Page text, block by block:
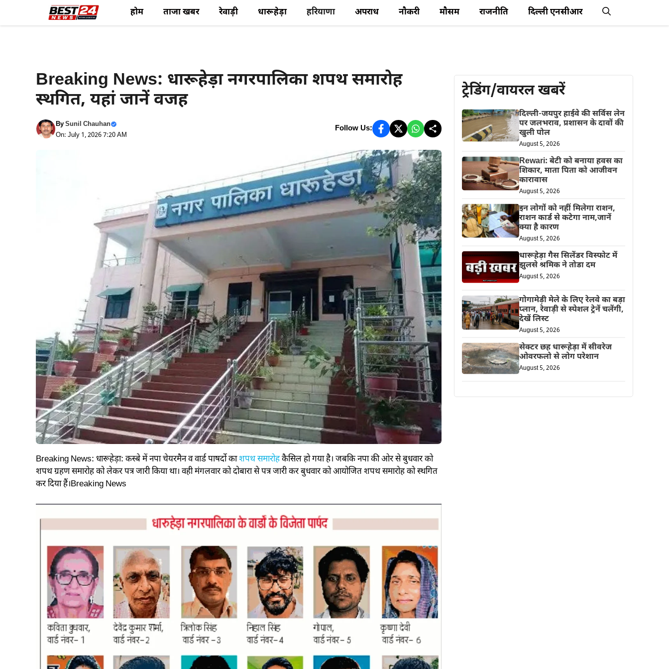
होम ताजा खबर रेवाड़ी धारूहेड़ा हरियाणा अपराध नौकरी मौसम राजनीति दिल्ली एनसीआर
Breaking News: धारूहेड़ा नगरपालिका शपथ समारोह
स्थगित, यहां जानें वजह
BySunil Chauhan
On: July 1, 2026 7:20 AM
Follow Us:
Breaking News: धारूहेड़ा: कस्बे में नपा चेयरमैन व वार्ड पाषर्दो काशपथ समारोहकैसिल हो गया है। जबकि नपा की ओर से बुधवार को
शपथ ग्रहण समारोह को लेकर पत्र जारी किया था। वही मंगलवार को दोबारा से पत्र जारी कर बुधवार को आयोजित शपथ समारोह को स्थगित
कर दिया हैं।Breaking News
ट्रेडिंग/वायरल खबरें
दिल्ली-जयपुर हाईवे की सर्विस लेन
पर जलभराव, प्रशासन के दावों की
खुली पोल
August 5, 2026
Rewari: बेटी को बनाया हवस का
शिकार, माता पिता को आजीवन
कारावास
August 5, 2026
इन लोगों को नहीं मिलेगा राशन,
राशन कार्ड से कटेगा नाम,जानें
क्या है कारण
August 5, 2026
धारूहेड़ा गैस सिलेंडर विस्फोट में
झुलसे श्रमिक ने तोडा दम
August 5, 2026
गोगामेड़ी मेले के लिए रेलवे का बड़ा
प्लान, रेवाड़ी से स्पेशल ट्रेनें चलेंगी,
देखें लिस्ट
August 5, 2026
सेक्टर छह धारूहेड़ा में सीवरेज
ओवरफलो से लोग परेशान
August 5, 2026